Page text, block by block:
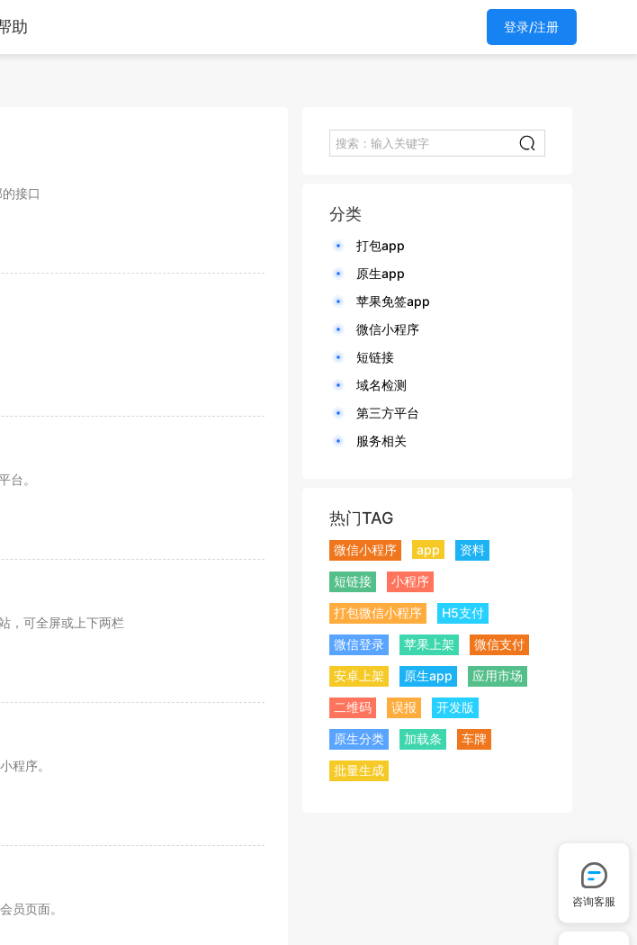
助 登录/注册
接口
台。
，可全屏或上下两栏
程序。
员页面。
分类
打包app
原生app
苹果免签app
微信小程序
短链接
域名检测
第三方平台
服务相关
热门TAG
微信小程序 app 资料
短链接 小程序
打包微信小程序 H5支付
微信登录 苹果上架 微信支付
安卓上架 原生app 应用市场
二维码 误报 开发版
原生分类 加载条 车牌
批量生成
咨询客服